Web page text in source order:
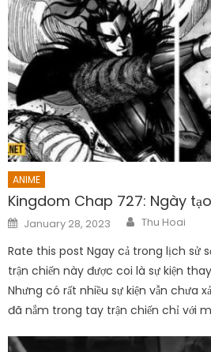
ANIME
Kingdom Chap 727: Ngày
Posted
on
January 28, 2023 Author
Thu Hoai
Rate this post Ngay cả trong lịch sử
trận chiến này được coi là sự kiện
Nhưng có rất nhiều sự kiện vẫn chưa
đã nắm trong tay trận chiến chỉ với